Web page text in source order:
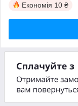
Економія 10 ₴